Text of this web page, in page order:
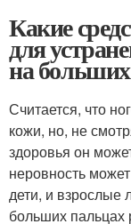
Какие
для
на
Считается, что
кожи, но, не
здоровья он
неровность
дети, и взрослые
больших пальцах